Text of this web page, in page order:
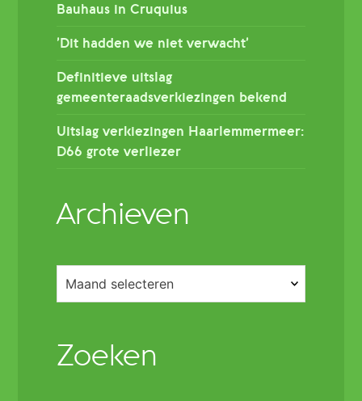
Bauhaus in Cruquius
’Dit hadden we niet verwacht’
Definitieve uitslag
gemeenteraadsverkiezingen bekend
Uitslag verkiezingen Haarlemmermeer:
D66 grote verliezer
Archieven
Archieven
Zoeken